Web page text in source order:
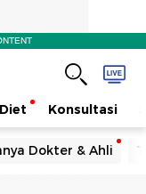
Konsultasi
Dokter & Ahli